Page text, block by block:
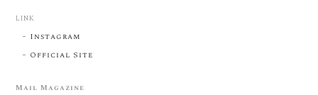
LINK
Instagram
Official Site
Mail Magazine